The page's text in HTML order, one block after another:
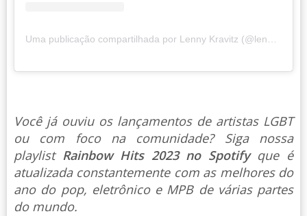
Uma publicação compartilhada por Lenny Kravitz (@lennykravitz)
Você já ouviu os lançamentos de artistas LGBT
ou com foco na comunidade? Siga nossa
playlist Rainbow Hits 2023 no Spotify que é
atualizada constantemente com as melhores do
ano do pop, eletrônico e MPB de várias partes
do mundo.